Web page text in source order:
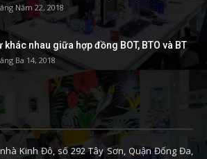
Năm 22, 2018
khác nhau giữa hợp đồng BOT, BTO và BT
Ba 14, 2018
Kinh Đô, số 292 Tây Sơn, Quận Đống Đa,